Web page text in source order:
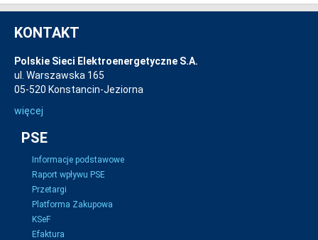
KONTAKT
Polskie Sieci Elektroenergetyczne S.A.
ul. Warszawska 165
05-520 Konstancin-Jeziorna
więcej
PSE
Informacje podstawowe
Raport wpływu PSE
Przetargi
Platforma Zakupowa
KSeF
Efaktura